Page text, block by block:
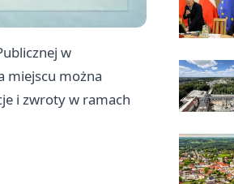
w
miejscu można
i zwroty w ramach